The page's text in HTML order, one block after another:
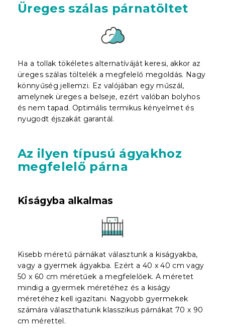
Üreges szálas párnatöltet
Ha a tollak tökéletes alternatíváját keresi, akkor az
üreges szálas töltelék a megfelelő megoldás. Nagy
könnyűség jellemzi. Ez valójában egy műszál,
amelynek üreges a belseje, ezért valóban bolyhos
és nem tapad. Optimális termikus kényelmet és
nyugodt éjszakát garantál.
Az ilyen típusú ágyakhoz
megfelelő párna
Kiságyba alkalmas
Kisebb méretű párnákat választunk a kiságyakba,
vagy a gyermek ágyakba. Ezért a 40 x 40 cm vagy
50 x 60 cm méretűek a megfelelőek. A méretet
mindig a gyermek méretéhez és a kiságy
méretéhez kell igazítani. Nagyobb gyermekek
számára választhatunk klasszikus párnákat 70 x 90
cm mérettel.